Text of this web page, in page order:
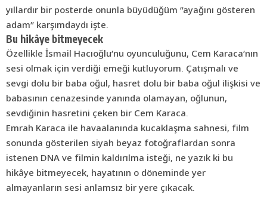
yıllardır bir posterde onunla büyüdüğüm “ayağını gösteren
adam” karşımdaydı işte.
Bu hikâye bitmeyecek
Özellikle İsmail Hacıoğlu’nu oyunculuğunu, Cem Karaca’nın
sesi olmak için verdiği emeği kutluyorum. Çatışmalı ve
sevgi dolu bir baba oğul, hasret dolu bir baba oğul ilişkisi ve
babasının cenazesinde yanında olamayan, oğlunun,
sevdiğinin hasretini çeken bir Cem Karaca.
Emrah Karaca ile havaalanında kucaklaşma sahnesi, film
sonunda gösterilen siyah beyaz fotoğraflardan sonra
istenen DNA ve filmin kaldırılma isteği, ne yazık ki bu
hikâye bitmeyecek, hayatının o döneminde yer
almayanların sesi anlamsız bir yere çıkacak.